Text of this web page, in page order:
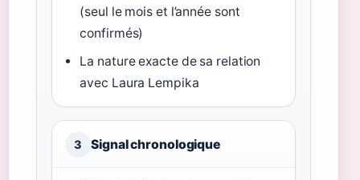
(seul le mois et l’année sont
confirmés)
La nature exacte de sa relation
avec Laura Lempika
3 Signal chronologique